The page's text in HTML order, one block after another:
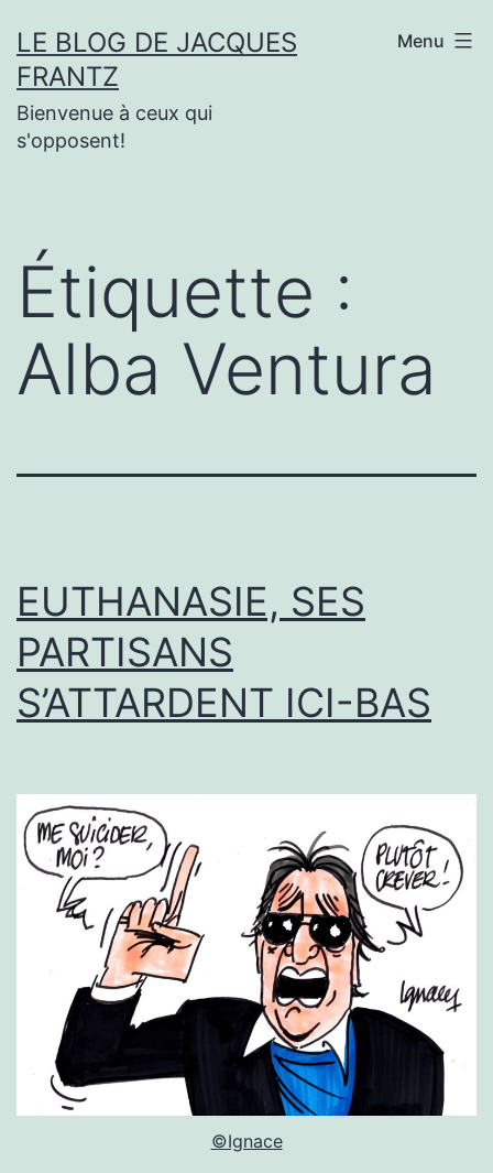
au
contenu
LE BLOG DE JACQUES
FRANTZ
Bienvenue à ceux qui
s'opposent!
Menu
Étiquette :
Alba Ventura
EUTHANASIE, SES
PARTISANS
S’ATTARDENT ICI-BAS
©Ignace